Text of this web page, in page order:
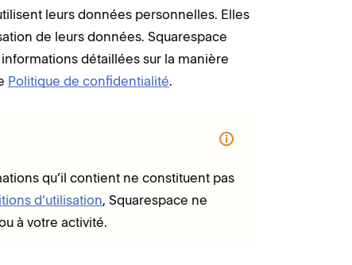
leurs données personnelles. Elles
de leurs données. Squarespace
détaillées sur la manière
Politique de confidentialité.
qu’il contient ne constituent pas
d’utilisation, Squarespace ne
à votre activité.